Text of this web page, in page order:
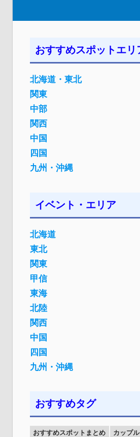
おすすめスポットエリ
北海道・東北
関東
中部
関西
中国
四国
九州・沖縄
イベント・エリア
北海道
東北
関東
甲信
東海
北陸
関西
中国
四国
九州・沖縄
おすすめタグ
おすすめスポットまとめ カップル